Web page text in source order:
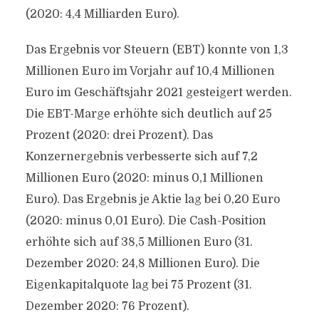
(2020: 4,4 Milliarden Euro).
Das Ergebnis vor Steuern (EBT) konnte von 1,3
Millionen Euro im Vorjahr auf 10,4 Millionen
Euro im Geschäftsjahr 2021 gesteigert werden.
Die EBT-Marge erhöhte sich deutlich auf 25
Prozent (2020: drei Prozent). Das
Konzernergebnis verbesserte sich auf 7,2
Millionen Euro (2020: minus 0,1 Millionen
Euro). Das Ergebnis je Aktie lag bei 0,20 Euro
(2020: minus 0,01 Euro). Die Cash-Position
erhöhte sich auf 38,5 Millionen Euro (31.
Dezember 2020: 24,8 Millionen Euro). Die
Eigenkapitalquote lag bei 75 Prozent (31.
Dezember 2020: 76 Prozent).